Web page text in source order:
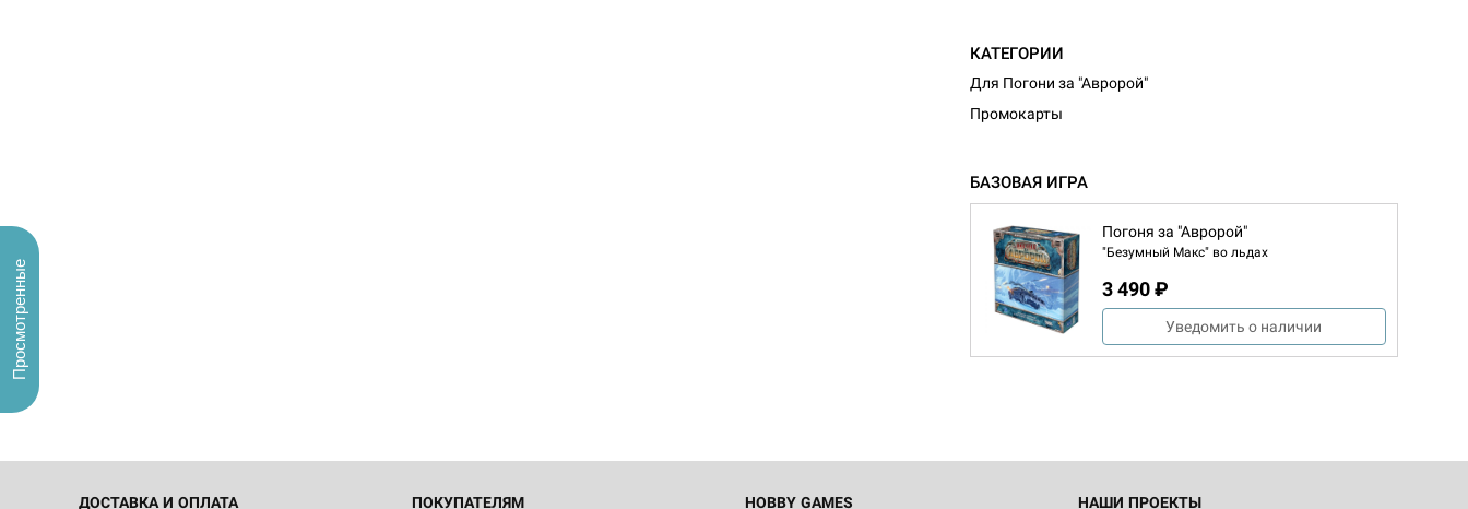
КАТЕГОРИИ
Для Погони за "Авророй"
Промокарты
БАЗОВАЯ ИГРА
Погоня за "Авророй"
"Безумный Макс" во льдах
3 490 ₽
Уведомить о наличии
ДОСТАВКА И ОПЛАТА ПОКУПАТЕЛЯМ HOBBY GAMES НАШИ ПРОЕКТЫ
Просмотренные
Настольная игра Hobby World Монстры
Белая смерть
12 990